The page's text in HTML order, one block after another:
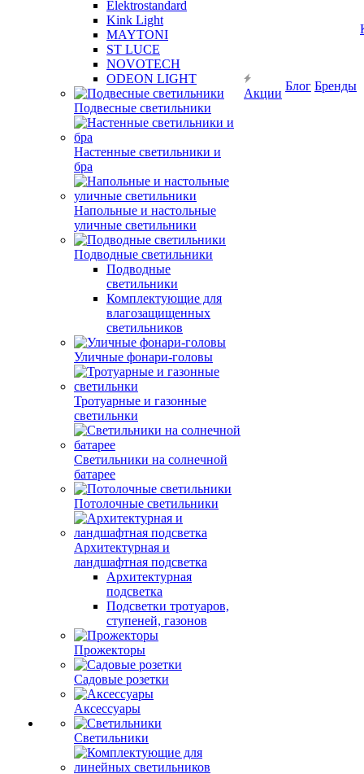
Elektrostandard
Kink Light
MAYTONI
ST LUCE
NOVOTECH
ODEON LIGHT
Подвесные светильники
Настенные светильники и
бра
Напольные и настольные
уличные светильники
Подводные светильники
Подводные
светильники
Комплектующие для
влагозащищенных
светильников
Уличные фонари-головы
Тротуарные и газонные
светильнки
Светильники на солнечной
батарее
Потолочные светильники
Архитектурная и
ландшафтная подсветка
Архитектурная
подсветка
Подсветки тротуаров,
ступеней, газонов
Прожекторы
Садовые розетки
Аксессуары
Светильники
Акции
Блог Бренды